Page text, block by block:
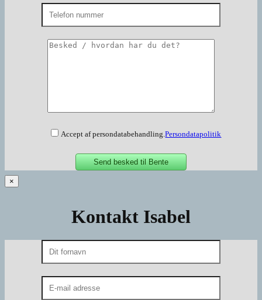
Accept af persondatabehandling.Persondatapolitik
×
Kontakt Isabel